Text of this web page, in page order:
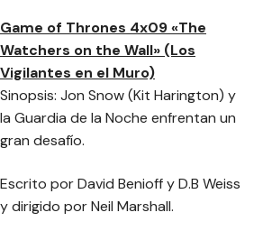
Game of Thrones 4x09 «The
Watchers on the Wall» (Los
Vigilantes en el Muro)
Sinopsis: Jon Snow (Kit Harington) y
la Guardia de la Noche enfrentan un
gran desafío.
Escrito por David Benioff y D.B Weiss
y dirigido por Neil Marshall.